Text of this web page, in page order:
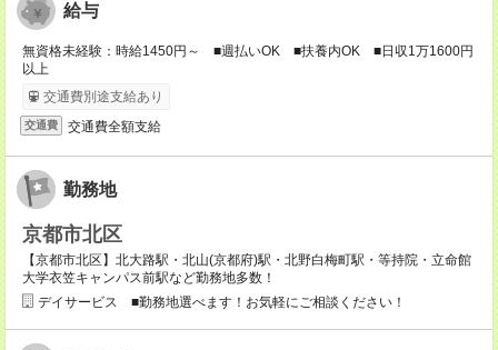
給与
無資格未経験：時給1450円～ ■週払いOK ■扶養内OK ■日収1万1600円
以上
交通費別途支給あり
交通費 交通費全額支給
勤務地
京都市北区
【京都市北区】北大路駅・北山(京都府)駅・北野白梅町駅・等持院・立命館
大学衣笠キャンパス前駅など勤務地多数！
デイサービス ■勤務地選べます！お気軽にご相談ください！